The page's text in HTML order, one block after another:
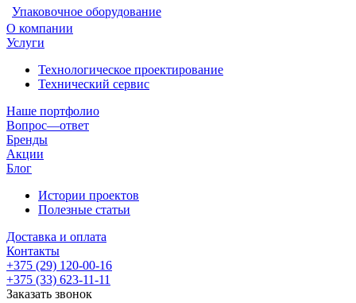
Упаковочное оборудование
О компании
Услуги
Технологическое проектирование
Технический сервис
Наше портфолио
Вопрос—ответ
Бренды
Акции
Блог
Истории проектов
Полезные статьи
Доставка и оплата
Контакты
+375 (29) 120-00-16
+375 (33) 623-11-11
Заказать звонок